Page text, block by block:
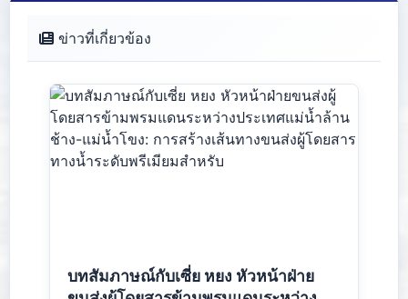
ข่าวที่เกี่ยวข้อง
บทสัมภาษณ์กับเซี่ย หยง หัวหน้าฝ่าย